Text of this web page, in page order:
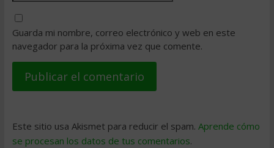
Guarda mi nombre, correo electrónico y web en este
navegador para la próxima vez que comente.
Este sitio usa Akismet para reducir el spam. Aprende cómo
se procesan los datos de tus comentarios.